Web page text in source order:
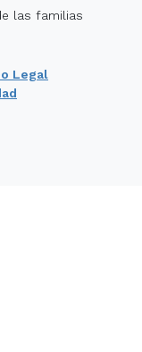
las familias
Legal